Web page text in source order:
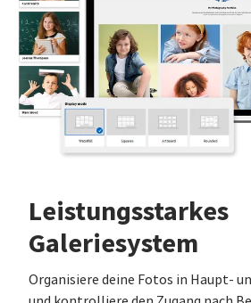
Leistungsstarkes
Galeriesystem
Organisiere deine Fotos in Haupt-